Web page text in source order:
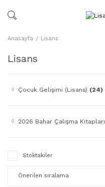
Anasayfa Lisans
Lisans
Çocuk Gelişimi (Lisans) (24)
2026 Bahar Çalışma Kitapları
Stoktakiler